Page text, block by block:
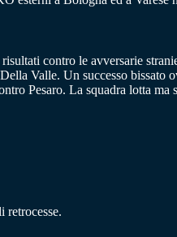
contro le avversarie
Valle. Un successo bissato
Pesaro. La squadra lotta
retrocesse.